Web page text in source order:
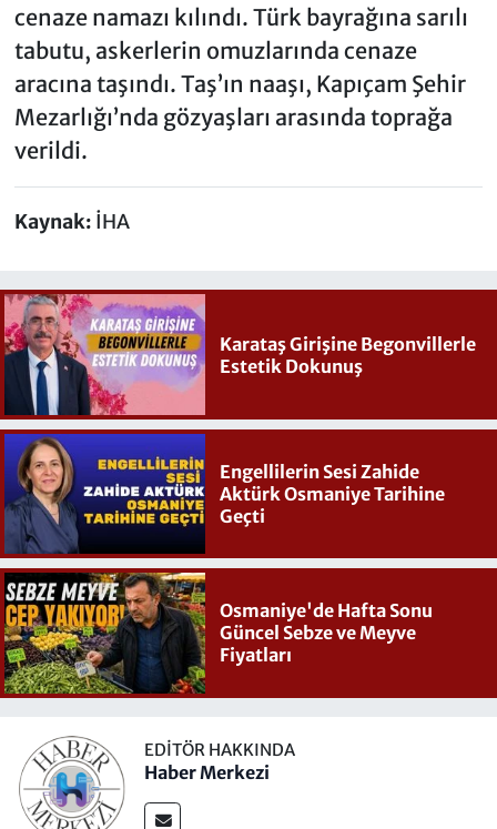
cenaze namazı kılındı. Türk bayrağına sarılı
tabutu, askerlerin omuzlarında cenaze
aracına taşındı. Taş’ın naaşı, Kapıçam Şehir
Mezarlığı’nda gözyaşları arasında toprağa
verildi.
Kaynak: İHA
Karataş Girişine Begonvillerle
Estetik Dokunuş
Engellilerin Sesi Zahide
Aktürk Osmaniye Tarihine
Geçti
Osmaniye'de Hafta Sonu
Güncel Sebze ve Meyve
Fiyatları
EDITÖR HAKKINDA
Haber Merkezi